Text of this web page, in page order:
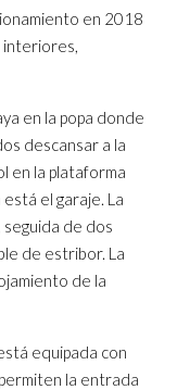
en 2018
interiores,
en la popa donde
descansar a la
en la plataforma
el garaje. La
seguida de dos
de estribor. La
de la
equipada con
la entrada